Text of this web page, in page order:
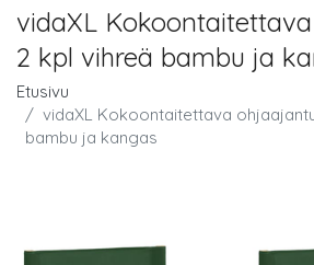
vidaXL
2 kpl vihreä bambu ja
Etusivu
vidaXL Kokoontaitettava
bambu ja kangas